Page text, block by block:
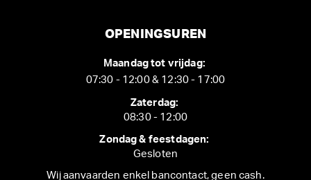
OPENINGSUREN
Maandag tot vrijdag:
07:30 - 12:00 & 12:30 - 17:00
Zaterdag:
08:30 - 12:00
Zondag & feestdagen:
Gesloten
Wij aanvaarden enkel bancontact, geen cash.